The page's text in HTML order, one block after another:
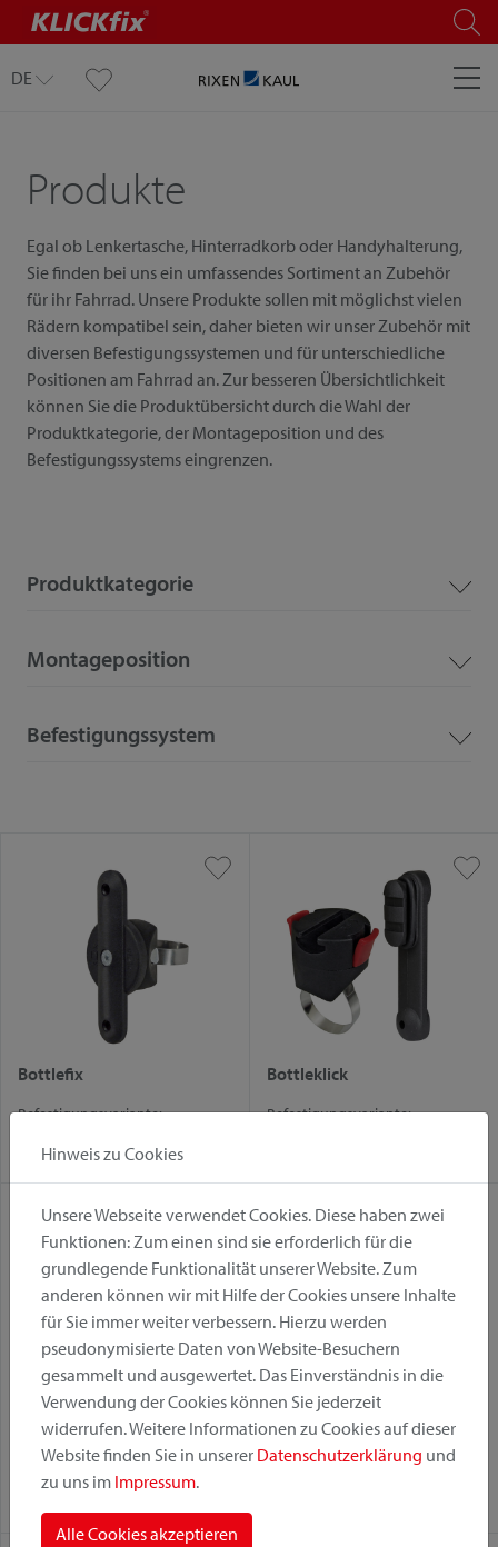
DE
Produkte
Egal ob Lenkertasche, Hinterradkorb oder Handyhalterung,
Sie finden bei uns ein umfassendes Sortiment an Zubehör
für ihr Fahrrad. Unsere Produkte sollen mit möglichst vielen
Rädern kompatibel sein, daher bieten wir unser Zubehör mit
diversen Befestigungssystemen und für unterschiedliche
Positionen am Fahrrad an. Zur besseren Übersichtlichkeit
können Sie die Produktübersicht durch die Wahl der
Produktkategorie, der Montageposition und des
Befestigungssystems eingrenzen.
Produktkategorie
Montageposition
Befestigungssystem
Bottlefix
Befestigungsvariante:
Fix
Bottleklick
Befestigungsvariante:
Mini Adapter
Befestigungsvariante:
MiniMount
Befestigungsvariante:
Hinweis zu Cookies
Unsere Webseite verwendet Cookies. Diese haben zwei
Funktionen: Zum einen sind sie erforderlich für die
grundlegende Funktionalität unserer Website. Zum
anderen können wir mit Hilfe der Cookies unsere Inhalte
für Sie immer weiter verbessern. Hierzu werden
pseudonymisierte Daten von Website-Besuchern
gesammelt und ausgewertet. Das Einverständnis in die
Verwendung der Cookies können Sie jederzeit
widerrufen. Weitere Informationen zu Cookies auf dieser
Website finden Sie in unserer Datenschutzerklärung und
zu uns im Impressum.
Alle Cookies akzeptieren